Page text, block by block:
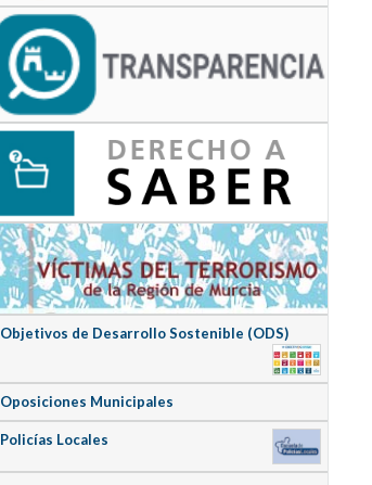
Objetivos de Desarrollo Sostenible (ODS)
Oposiciones Municipales
Policías Locales